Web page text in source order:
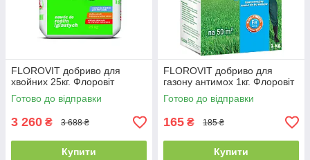
FLOROVIT добриво для
хвойних 25кг. Флоровіт
Готово до відправки
3 260 ₴ 3 688 ₴
Купити
FLOROVIT добриво для
газону антимох 1кг. Флоровіт
Готово до відправки
165 ₴ 185 ₴
Купити